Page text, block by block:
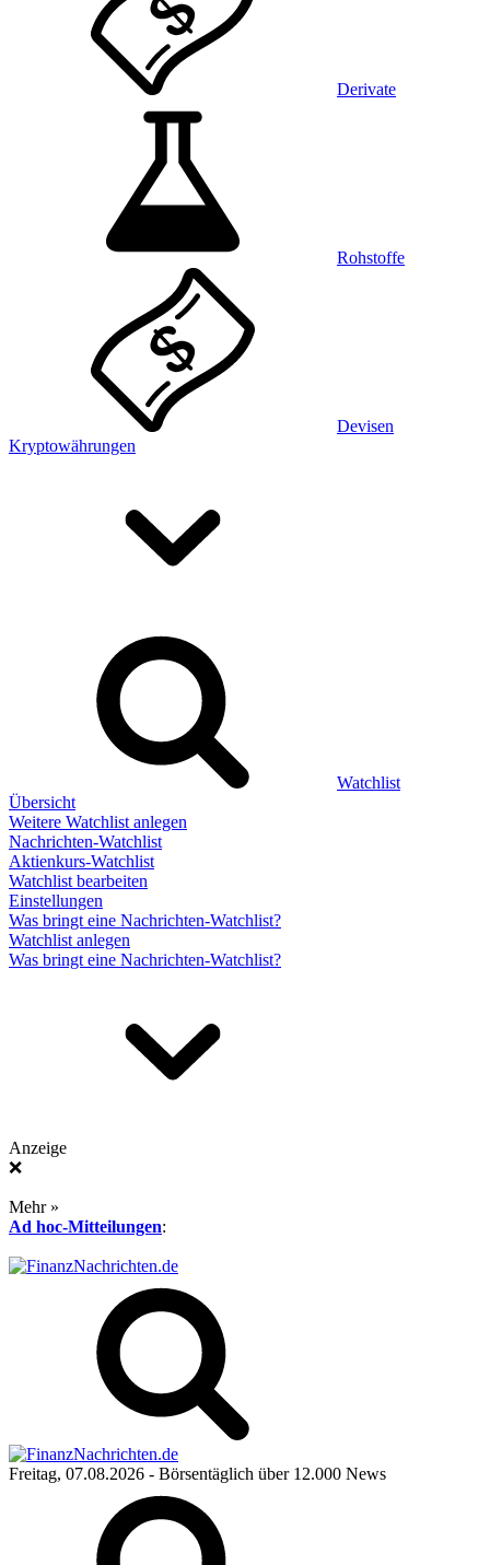
Derivate
Rohstoffe
Devisen
Kryptowährungen
Watchlist
Übersicht
Weitere Watchlist anlegen
Nachrichten-Watchlist
Aktienkurs-Watchlist
Watchlist bearbeiten
Einstellungen
Was bringt eine Nachrichten-Watchlist?
Watchlist anlegen
Was bringt eine Nachrichten-Watchlist?
Anzeige
❌
Mehr »
Ad hoc-Mitteilungen:
Freitag, 07.08.2026 - Börsentäglich über 12.000 News